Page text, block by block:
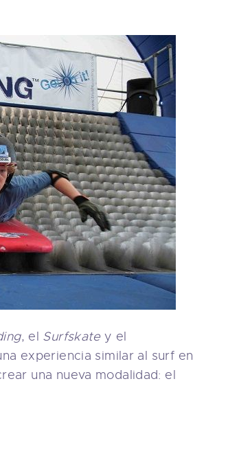
, el Surfskate y el
experiencia similar al surf en
una nueva modalidad: el